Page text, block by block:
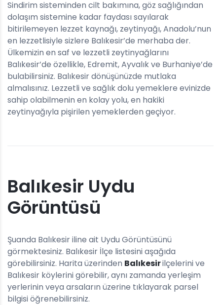
Sindirim sisteminden cilt bakımına, göz sağlığından
dolaşım sistemine kadar faydası sayılarak
bitirilemeyen lezzet kaynağı, zeytinyağı, Anadolu’nun
en lezzetlisiyle sizlere Balıkesir’de merhaba der.
Ülkemizin en saf ve lezzetli zeytinyağlarını
Balıkesir’de özellikle, Edremit, Ayvalık ve Burhaniye’de
bulabilirsiniz. Balıkesir dönüşünüzde mutlaka
almalısınız. Lezzetli ve sağlık dolu yemeklere evinizde
sahip olabilmenin en kolay yolu, en hakiki
zeytinyağıyla pişirilen yemeklerden geçiyor.
Balıkesir Uydu
Görüntüsü
Şuanda Balıkesir iline ait Uydu Görüntüsünü
görmektesiniz. Balıkesir İlçe listesini aşağıda
görebilirsiniz. Harita üzerinden Balıkesirilçelerini ve
Balıkesir köylerini görebilir, aynı zamanda yerleşim
yerlerinin veya arsaların üzerine tıklayarak parsel
bilgisi öğrenebilirsiniz.